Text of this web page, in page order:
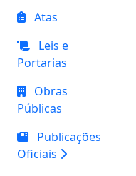
Atas
Leis e
Portarias
Obras
Públicas
Publicações
Oficiais